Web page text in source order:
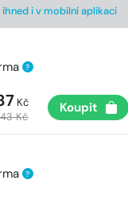
i v mobilní aplikaci
?
Kč
Kč
Koupit
?